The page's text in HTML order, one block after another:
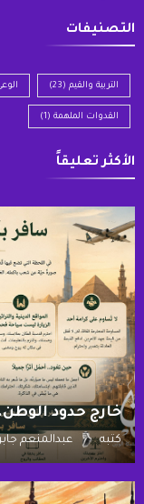
التصنيفات
التربية والقيم (23)
القدوات الملهمة (1)
الأكثر تعليقاً
خارج حدود
كتبه عبدالمنعم